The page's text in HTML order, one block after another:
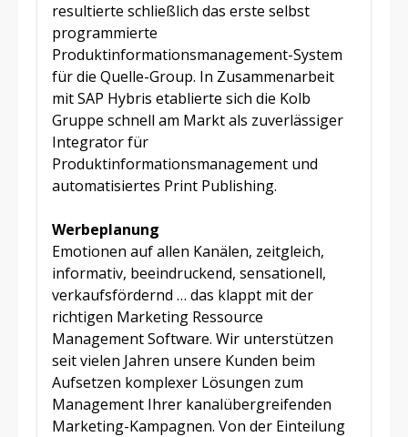
resultierte schließlich das erste selbst
programmierte
Produktinformationsmanagement-System
für die Quelle-Group. In Zusammenarbeit
mit SAP Hybris etablierte sich die Kolb
Gruppe schnell am Markt als zuverlässiger
Integrator für
Produktinformationsmanagement und
automatisiertes Print Publishing.
Werbeplanung
Emotionen auf allen Kanälen, zeitgleich,
informativ, beeindruckend, sensationell,
verkaufsfördernd … das klappt mit der
richtigen Marketing Ressource
Management Software. Wir unterstützen
seit vielen Jahren unsere Kunden beim
Aufsetzen komplexer Lösungen zum
Management Ihrer kanalübergreifenden
Marketing-Kampagnen. Von der Einteilung